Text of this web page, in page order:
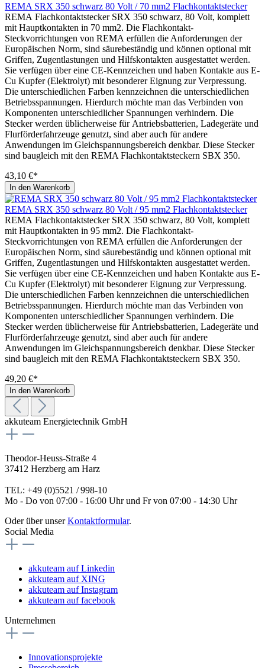
REMA SRX 350 schwarz 80 Volt / 70 mm2 Flachkontaktstecker
REMA Flachkontaktstecker SRX 350 schwarz, 80 Volt, komplett
mit Hauptkontakten in 70 mm2. Die Flachkontakt-
Steckvorrichtungen von REMA erfüllen die Anforderungen der
Europäischen Norm, sind säurebeständig und können optional mit
Griffen, Zugentlastungen und Hilfskontakten ausgestattet werden.
Sie verfügen über eine CE-Kennzeichen und haben Kontakte aus E-
Cu Kupfer (Elektrolyt) mit besonderer Eignung zur Verpressung.
Die unterschiedlichen Farben kennzeichnen die unterschiedlichen
Betriebsspannungen. Hierdurch möchte man das Verbinden von
Komponenten unterschiedlicher Spannungen verhindern. Die
Stecker werden üblicherweise für Antriebsbatterien, Ladegeräte und
Flurförderfahrzeuge genutzt, sind aber auch für andere
Anwendungen im Gleichspannungsbereich denkbar. Diese Stecker
sind baugleich mit den REMA Flachkontaktsteckern SBX 350.
43,10 €*
In den Warenkorb
REMA SRX 350 schwarz 80 Volt / 95 mm2 Flachkontaktstecker
REMA Flachkontaktstecker SRX 350 schwarz, 80 Volt, komplett
mit Hauptkontakten in 95 mm2. Die Flachkontakt-
Steckvorrichtungen von REMA erfüllen die Anforderungen der
Europäischen Norm, sind säurebeständig und können optional mit
Griffen, Zugentlastungen und Hilfskontakten ausgestattet werden.
Sie verfügen über eine CE-Kennzeichen und haben Kontakte aus E-
Cu Kupfer (Elektrolyt) mit besonderer Eignung zur Verpressung.
Die unterschiedlichen Farben kennzeichnen die unterschiedlichen
Betriebsspannungen. Hierdurch möchte man das Verbinden von
Komponenten unterschiedlicher Spannungen verhindern. Die
Stecker werden üblicherweise für Antriebsbatterien, Ladegeräte und
Flurförderfahrzeuge genutzt, sind aber auch für andere
Anwendungen im Gleichspannungsbereich denkbar. Diese Stecker
sind baugleich mit den REMA Flachkontaktsteckern SBX 350.
49,20 €*
In den Warenkorb
akkuteam Energietechnik GmbH
Theodor-Heuss-Straße 4
37412 Herzberg am Harz
TEL: +49 (0)5521 / 998-10
Mo - Do von 07:00 - 16:00 Uhr und Fr von 07:00 - 14:30 Uhr
Oder über unserKontaktformular.
Social Media
akkuteam auf Linkedin
akkuteam auf XING
akkuteam auf Instagram
akkuteam auf facebook
Unternehmen
Innovationsprojekte